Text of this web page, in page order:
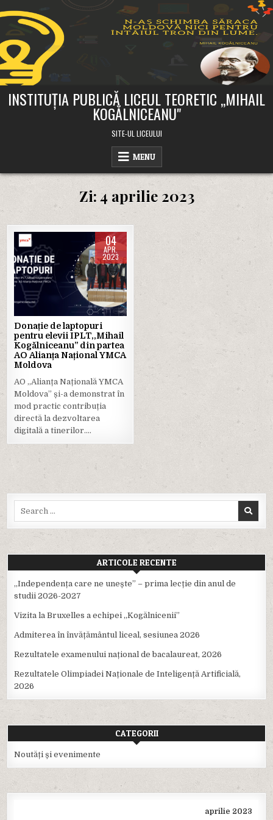
to
INSTITUȚIA PUBLICĂ LICEUL TEORETIC ,,MIHAIL
KOGĂLNICEANU"
SITE-UL LICEULUI
MENU
Zi:4 aprilie 2023
04
APR.
2023
Posted
in
Donație de laptopuri
pentru elevii IPLT,,Mihail
Kogălniceanu” din partea
AO Alianța Național YMCA
Moldova
AO ,,Alianța Națională YMCA
Moldova” și-a demonstrat în
mod practic contribuția
directă la dezvoltarea
digitală a tinerilor….
ARTICOLE RECENTE
,,Independența care ne unește” – prima lecție din anul de
studii 2026-2027
Vizita la Bruxelles a echipei ,,Kogălnicenii”
Admiterea în învățământul liceal, sesiunea 2026
Rezultatele examenului național de bacalaureat, 2026
Rezultatele Olimpiadei Naționale de Inteligență Artificială,
2026
CATEGORII
Noutăți și evenimente
aprilie 2023